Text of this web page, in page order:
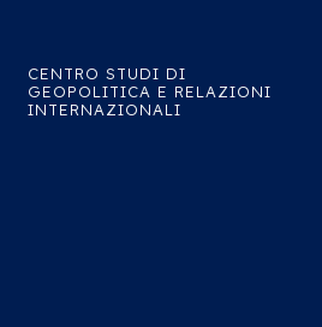
CENTRO STUDI DI
GEOPOLITICA E RELAZIONI
INTERNAZIONALI